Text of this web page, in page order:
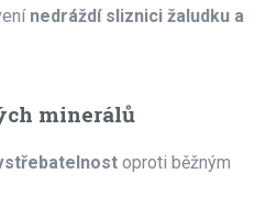
nedráždí sliznici žaludku a
minerálů
oproti běžným